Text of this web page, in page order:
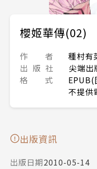
櫻姬華傳(02)
作 者
種村有
出 版 社
尖端出
格 式
EPUB(
不提供
出版資訊
出版日期2010-05-14